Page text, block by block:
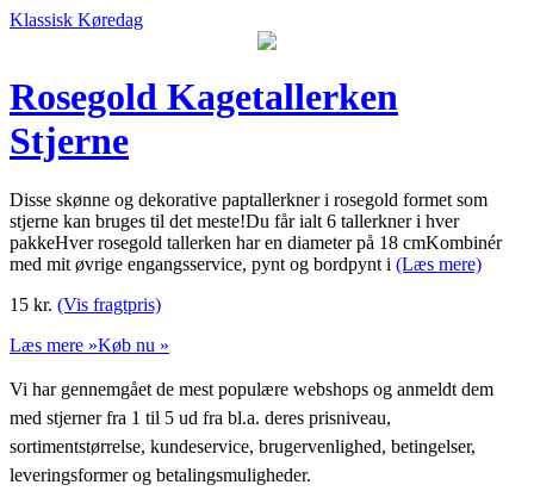
Klassisk Køredag
Rosegold Kagetallerken
Stjerne
Disse skønne og dekorative paptallerkner i rosegold formet som
stjerne kan bruges til det meste!Du får ialt 6 tallerkner i hver
pakkeHver rosegold tallerken har en diameter på 18 cmKombinér
med mit øvrige engangsservice, pynt og bordpynt i (Læs mere)
15 kr. (Vis fragtpris)
Læs mere »Køb nu »
Vi har gennemgået de mest populære webshops og anmeldt dem
med stjerner fra 1 til 5 ud fra bl.a. deres prisniveau,
sortimentstørrelse, kundeservice, brugervenlighed, betingelser,
leveringsformer og betalingsmuligheder.